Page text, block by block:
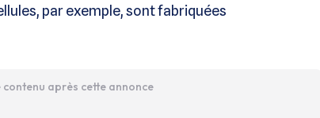
par exemple, sont fabriquées
après cette annonce